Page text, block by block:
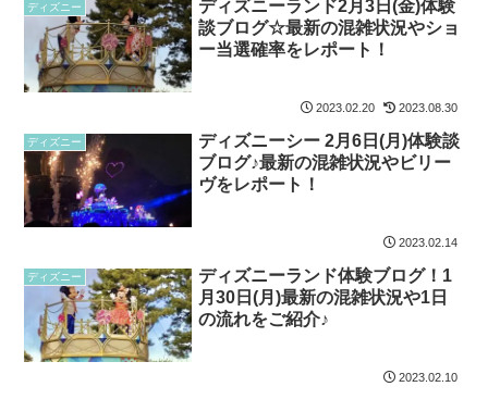
ディズニー
ディズニーランド2月3日(金)体験
談ブログ☆最新の混雑状況やショ
ー当選確率をレポート！
2023.02.20 2023.08.30
ディズニー
ディズニーシー 2月6日(月)体験談
ブログ♪最新の混雑状況やビリー
ヴをレポート！
2023.02.14
ディズニー
ディズニーランド体験ブログ！1
月30日(月)最新の混雑状況や1日
の流れをご紹介♪
2023.02.10